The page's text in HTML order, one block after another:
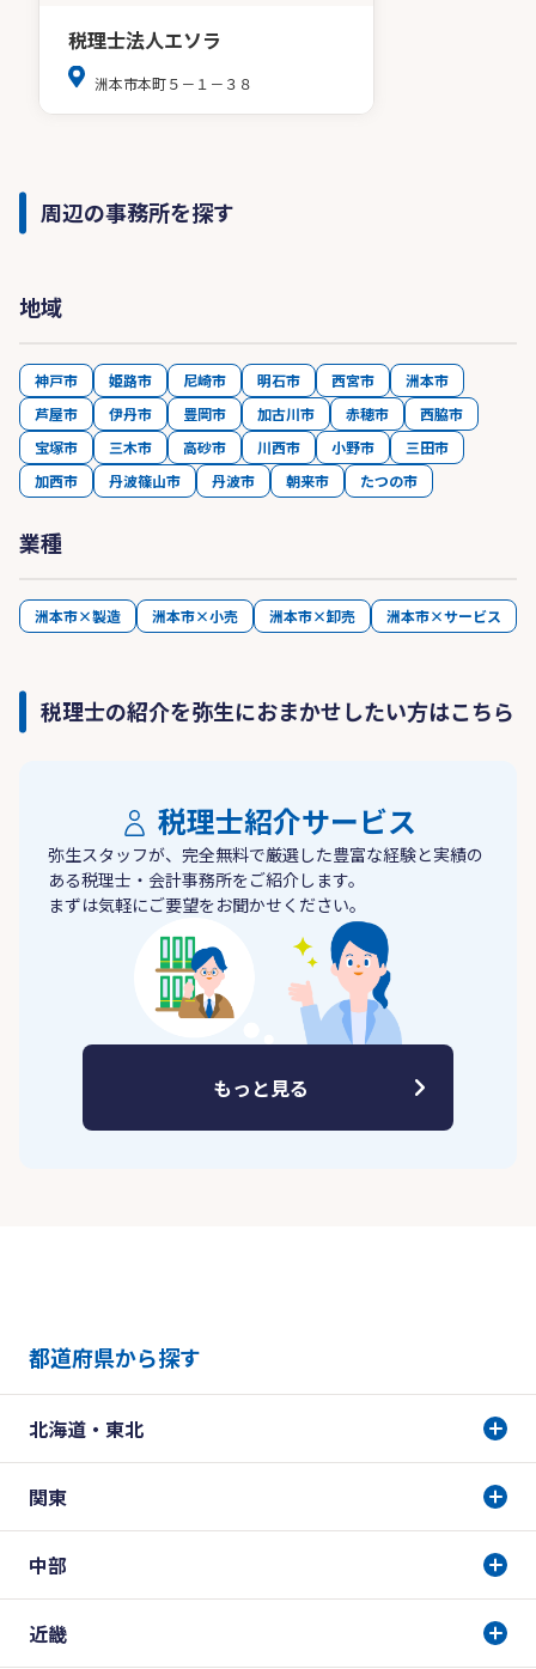
税理士法人エソラ
洲本市本町５－１－３８
周辺の事務所を探す
地域
神戸市 姫路市 尼崎市 明石市 西宮市
洲本市
芦屋市
伊丹市 豊岡市 加古川市 赤穂市
西脇市
宝塚市
三木市 高砂市 川西市 小野市
三田市
加西市
丹波篠山市 丹波市 朝来市 たつの市
業種
洲本市×製造 洲本市×小売 洲本市×卸売 洲本市×サービス
税理士の紹介を弥生におまかせしたい方はこちら
税理士紹介サービス
弥生スタッフが、完全無料で厳選した豊富な経験と実績の
ある税理士・会計事務所をご紹介します。
まずは気軽にご要望をお聞かせください。
もっと見る
都道府県から探す
北海道・東北
関東
中部
近畿